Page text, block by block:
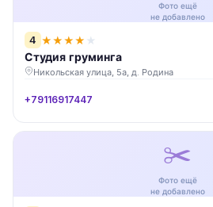
Фото ещё
не добавлено
4 ★★★★ ★
Студия груминга
Никольская улица, 5а, д. Родина
+79116917447
✂️
Фото ещё
не добавлено